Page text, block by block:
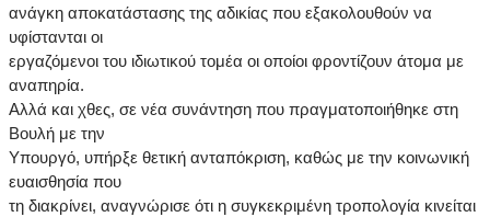
ανάγκη αποκατάστασης της αδικίας που εξακολουθούν να
υφίστανται οι
εργαζόμενοι του ιδιωτικού τομέα οι οποίοι φροντίζουν άτομα με
αναπηρία.
Αλλά και χθες, σε νέα συνάντηση που πραγματοποιήθηκε στη
Βουλή με την
Υπουργό, υπήρξε θετική ανταπόκριση, καθώς με την κοινωνική
ευαισθησία που
τη διακρίνει, αναγνώρισε ότι η συγκεκριμένη τροπολογία κινείται